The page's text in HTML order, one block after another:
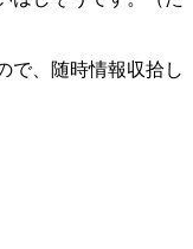
で、随時情報収拾し